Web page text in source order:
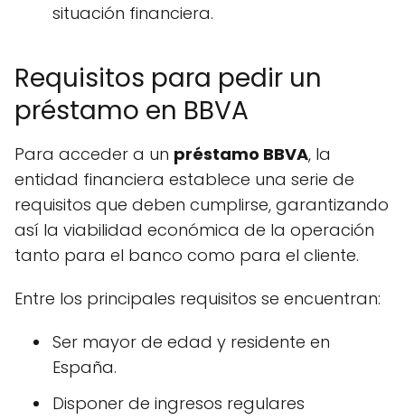
situación financiera.
Requisitos para pedir un
préstamo en BBVA
Para acceder a un préstamo BBVA, la
entidad financiera establece una serie de
requisitos que deben cumplirse, garantizando
así la viabilidad económica de la operación
tanto para el banco como para el cliente.
Entre los principales requisitos se encuentran:
Ser mayor de edad y residente en
España.
Disponer de ingresos regulares